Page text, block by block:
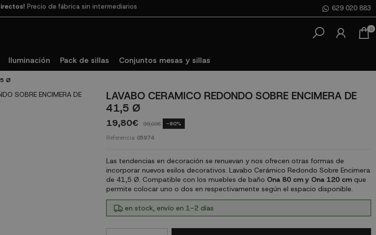
3cuotas SIN INTERESES con SeQura 629 020 883
0
Iluminación Pack de sillas Conjuntos mesas y sillas
Ø
LAVABO CERAMICO REDONDO SOBRE ENCIMERA DE
41,5 Ø
19,80€ 99,00€ -80%
Referencia 05974
Las tendencias en decoración se renuevan y nos ofrecen otras formas de
incorporar nuevos esilos decorativos. Lavabo Cerámico Redondo Sobre Encimera
de 41,5 Ø. Compatible con los muebles de baño Ona 80 cm y Ona 120 cmque
permite colocar uno o dos en respectivamente según el espacio disponible.
en stock, envío en 1-2 días